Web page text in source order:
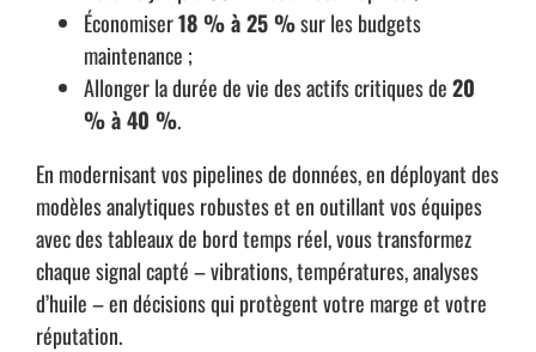
Économiser18 % à 25 %sur les budgets
maintenance ;
Allonger la durée de vie des actifs critiques de20
% à 40 %.
En modernisant vos pipelines de données, en déployant des
modèles analytiques robustes et en outillant vos équipes
avec des tableaux de bord temps réel, vous transformez
chaque signal capté – vibrations, températures, analyses
d’huile – en décisions qui protègent votre marge et votre
réputation.